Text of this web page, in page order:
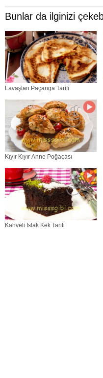
Bunlar da ilginizi
Lavaştan Paçanga Tarifi
Kıyır Kıyır Anne Poğaçası
Kahveli Islak Kek Tarifi